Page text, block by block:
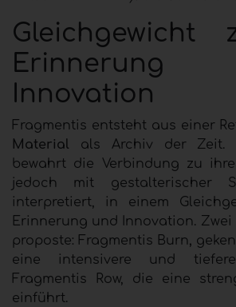
Gleichgewicht
Innovation
Fragmentis entsteht aus einer
Material als Archiv der Zeit.
bewahrt die Verbindung zu
jedoch mit gestalterischer
interpretiert, in einem
Erinnerung und Innovation. Zwei
proposte: Fragmentis Burn,
eine intensivere und
Fragmentis Row, die eine
einführt.